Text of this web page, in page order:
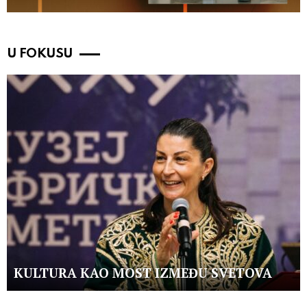
U FOKUSU
KULTURA KAO MOST IZMEĐU SVETOVA